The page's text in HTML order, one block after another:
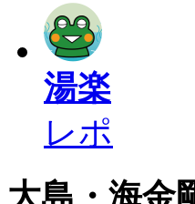
湯楽
レポ
大島・海